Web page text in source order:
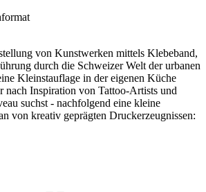
von Kunstwerken mittels Klebeband,
durch die Schweizer Welt der urbanen
Kleinstauflage in der eigenen Küche
nach Inspiration von Tattoo-Artists und
suchst - nachfolgend eine kleine
von kreativ geprägten Druckerzeugnissen: